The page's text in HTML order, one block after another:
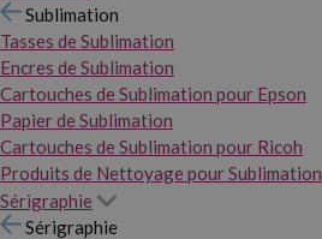
Sublimation
Tasses de Sublimation
Encres de Sublimation
Cartouches de Sublimation pour Epson
Papier de Sublimation
Cartouches de Sublimation pour Ricoh
Produits de Nettoyage pour Sublimation
Sérigraphie
Sérigraphie